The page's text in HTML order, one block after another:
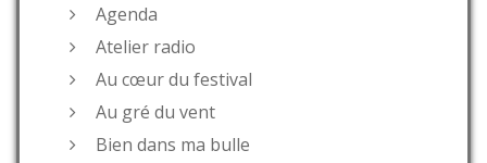
Agenda
Atelier radio
Au cœur du festival
Au gré du vent
Bien dans ma bulle